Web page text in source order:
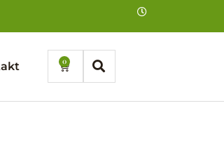
0
Cart